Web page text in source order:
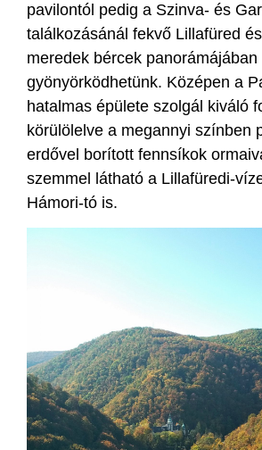
pavilontól pedig a Szinva- és
találkozásánál fekvő Lillafüred
meredek bércek panorámájában
gyönyörködhetünk. Középen a
hatalmas épülete szolgál kiváló
körülölelve a megannyi színben
erdővel borított fennsíkok
szemmel látható a Lillafüredi-
Hámori-tó is.